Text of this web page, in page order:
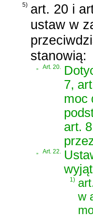
5) art. 20 i
ustaw w
stanowią:
Art. 20.
7,
moc
art.
Art. 22.
1)
w